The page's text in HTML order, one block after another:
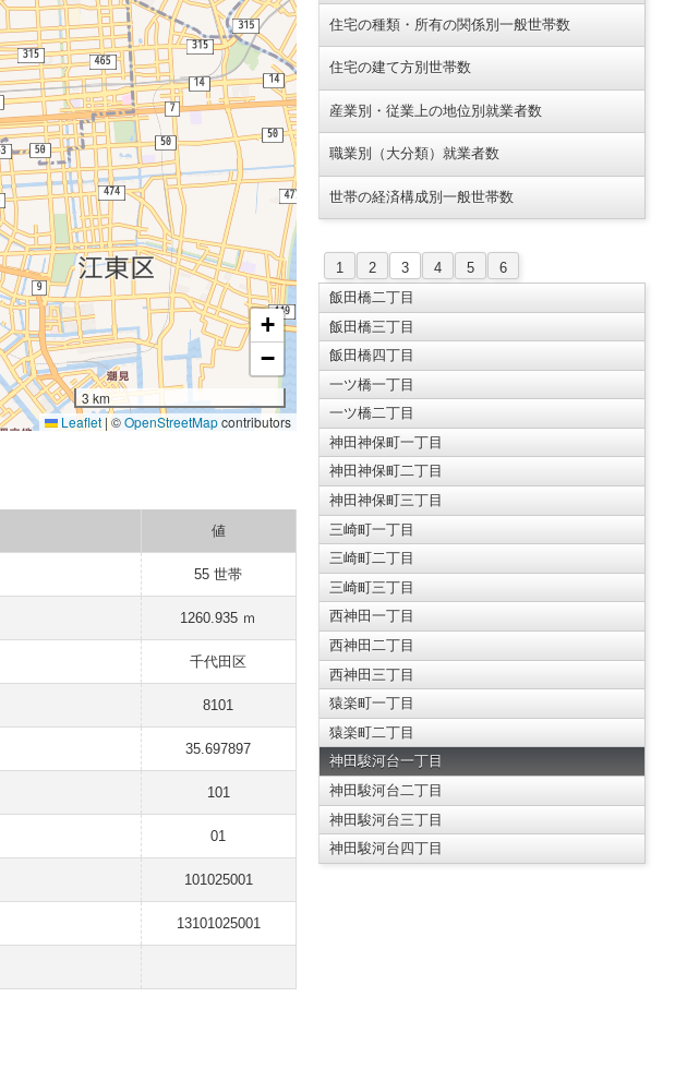
+
−
3 km
Leaflet | ©OpenStreetMapcontributors
値
55 世帯
1260.935 ｍ
千代田区
8101
35.697897
101
01
101025001
13101025001
住宅の種類・所有の関係別一般世帯数
住宅の建て方別世帯数
産業別・従業上の地位別就業者数
職業別（大分類）就業者数
世帯の経済構成別一般世帯数
1 2 3 4 5
6
飯田橋二丁目
飯田橋三丁目
飯田橋四丁目
一ツ橋一丁目
一ツ橋二丁目
神田神保町一丁目
神田神保町二丁目
神田神保町三丁目
三崎町一丁目
三崎町二丁目
三崎町三丁目
西神田一丁目
西神田二丁目
西神田三丁目
猿楽町一丁目
猿楽町二丁目
神田駿河台一丁目
神田駿河台二丁目
神田駿河台三丁目
神田駿河台四丁目